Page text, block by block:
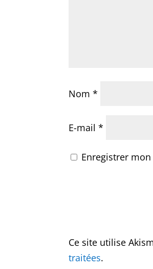
Nom*
E-mail*
Enregistrer
Ce site utilise
traitées.